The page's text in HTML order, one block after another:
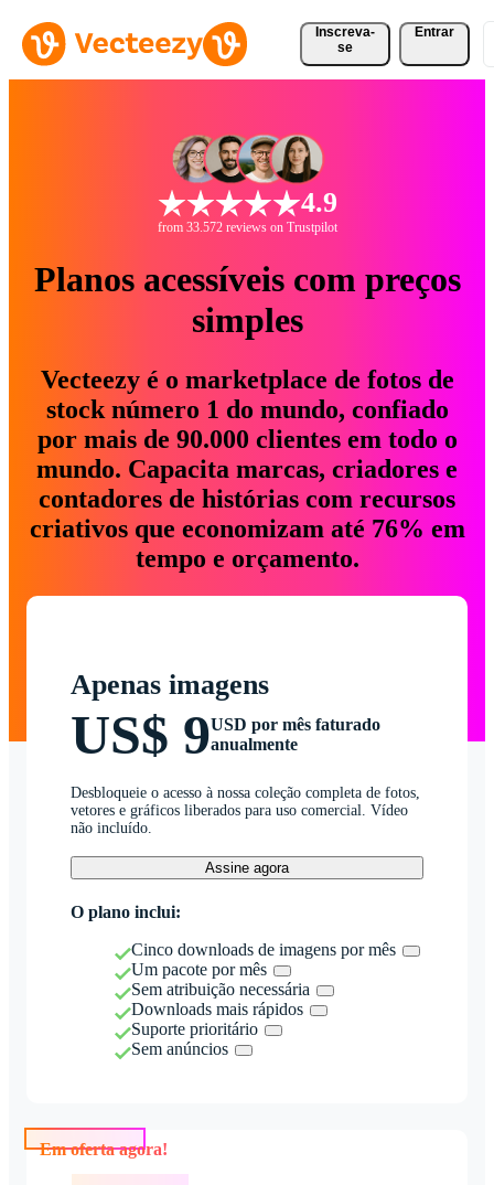
Inscreva-
se
Entrar
4.9
from 33.572 reviews on Trustpilot
Planos acessíveis com preços
simples
Vecteezy é o marketplace de fotos de
stock número 1 do mundo, confiado
por mais de 90.000 clientes em todo o
mundo. Capacita marcas, criadores e
contadores de histórias com recursos
criativos que economizam até 76% em
tempo e orçamento.
Apenas imagens
US$ 9USD por mês faturado
anualmente
Desbloqueie o acesso à nossa coleção completa de fotos,
vetores e gráficos liberados para uso comercial. Vídeo
não incluído.
Assine agora
O plano inclui:
Cinco downloads de imagens por mês
Um pacote por mês
Sem atribuição necessária
Downloads mais rápidos
Suporte prioritário
Sem anúncios